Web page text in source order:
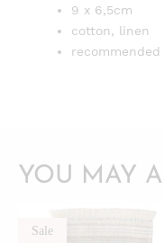
9 x 6,5cm
cotton, linen
recommended
YOU MAY
Sale